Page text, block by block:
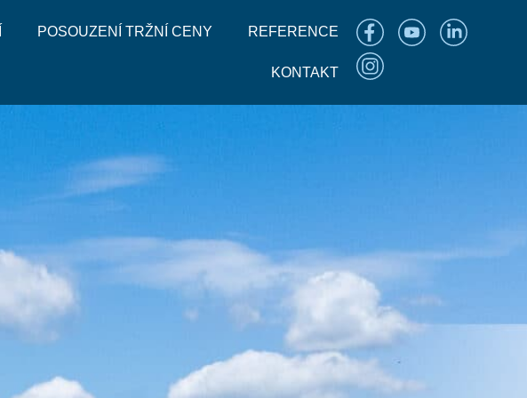
POSOUZENÍ TRŽNÍ CENY REFERENCE
KONTAKT